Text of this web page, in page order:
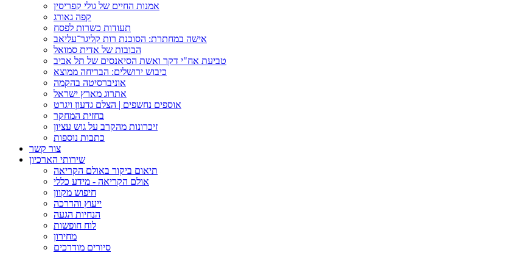
אמנות החיים של גולי קפריסין
קפה גאורג
תעודות כשרות לפסח
אישה במחתרת: הסוכנת רות קליגר־עליאב
הבובות של אדית סמואל
טביעת אח"י דקר ואשת הסיאנסים של תל אביב
כיבוש ירושלים: הבריחה ממוצא
אוניברסיטה בהקמה
אתרוג מארץ ישראל
אוספים נחשפים | הצלם גדעון ויגרט
בחזית המחקר
זיכרונות מהקרב על גוש עציון
כתבות נוספות
צור קשר
שירותי הארכיון
תיאום ביקור באולם הקריאה
אולם הקריאה - מידע כללי
חיפוש מקוון
ייעוץ והדרכה
הנחיות הגעה
לוח חופשות
מחירון
סיורים מודרכים